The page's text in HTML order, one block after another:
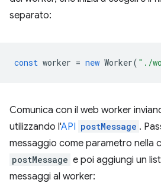
separato:
const worker = new Worker( "./
Comunica con il web worker
utilizzando l'API postMessage .
messaggio come parametro nella
postMessage e poi aggiungi un
messaggi al worker: